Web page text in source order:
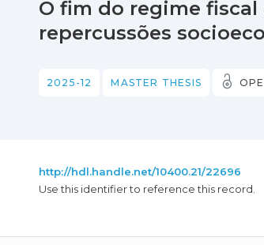
O fim do regime
repercussões
2025-12 MASTER THESIS
http://hdl.handle.net/10400.21/22696
Use this identifier to reference this record.